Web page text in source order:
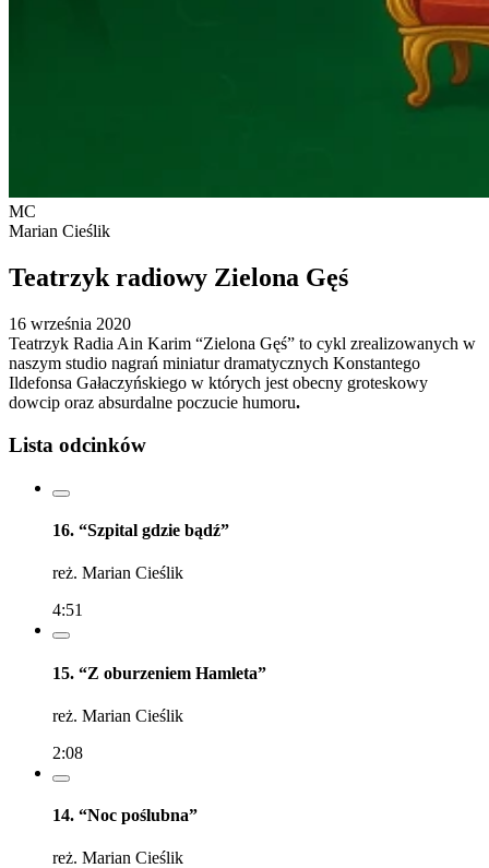
MC
Marian Cieślik
Teatrzyk radiowy Zielona Gęś
16 września 2020
Teatrzyk Radia Ain Karim “Zielona Gęś” to cykl zrealizowanych w
naszym studio nagrań miniatur dramatycznych Konstantego
Ildefonsa Gałaczyńskiego w których jest obecny groteskowy
dowcip oraz absurdalne poczucie humoru.
Lista odcinków
16. “Szpital gdzie bądź”
reż. Marian Cieślik
4:51
15. “Z oburzeniem Hamleta”
reż. Marian Cieślik
2:08
14. “Noc poślubna”
reż. Marian Cieślik